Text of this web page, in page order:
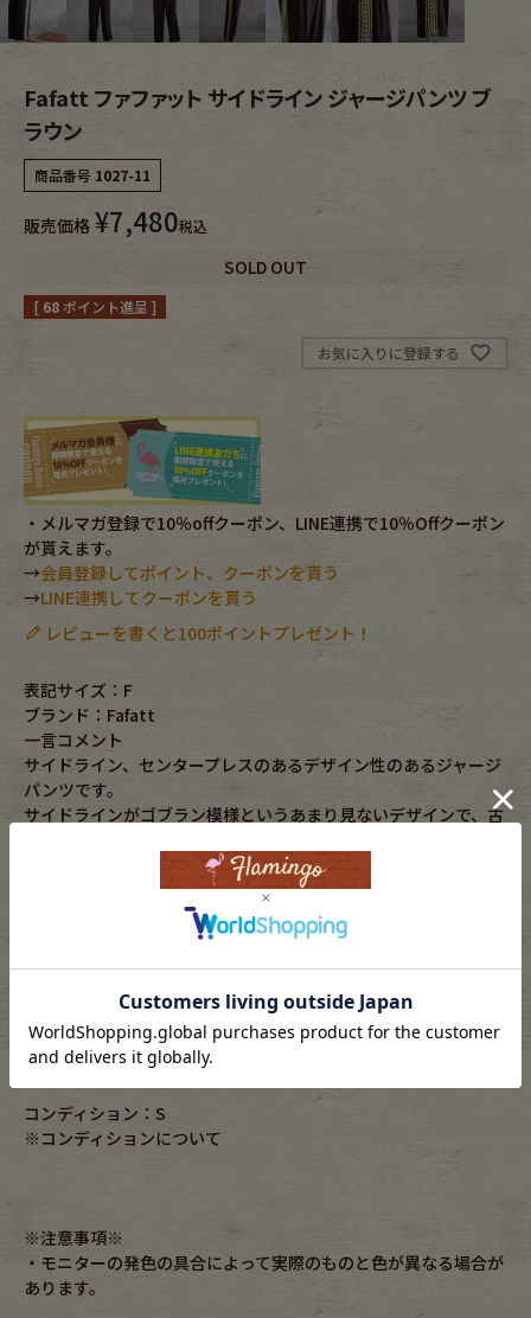
Bottoms Fafatt
レディース商品カテゴリーから探す
Tops
Fafatt
Eye Wear
Bag Stall・Scarf
Accessory Shoes
Belt antique goods
Keyring
FAFATT
Fafatt ファファット サイドライン ジャージパンツ ブ
ラウン
商品番号 1027-11
販売価格 ¥7,480税込
SOLD OUT
[ 68ポイント進呈 ]
お気に入りに登録する
・メルマガ登録で10％offクーポン、LINE連携で10％Offクーポン
が貰えます。
→会員登録してポイント、クーポンを貰う
→LINE連携してクーポンを貰う
レビューを書くと100ポイントプレゼント！
表記サイズ：F
ブランド：Fafatt
一言コメント
サイドライン、センタープレスのあるデザイン性のあるジャージ
パンツです。
サイドラインがゴブラン模様というあまり見ないデザインで、古
素材：polyester95%,polyurethane5%
ウエスト幅：29㎝～43㎝
わたり幅：33cm
裾幅：24cm
コンディション：S
※コンディションについて
※注意事項※
・モニターの発色の具合によって実際のものと色が異なる場合が
あります。